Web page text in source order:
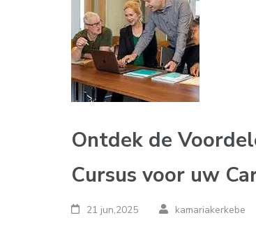
Ontdek de
Cursus voor uw
21 jun,2025 kamariakerkebe